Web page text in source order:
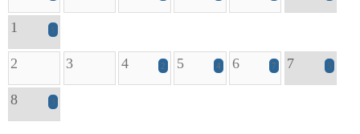
1 1
2 3 4 2 5 4 6 7 7 5
8 3